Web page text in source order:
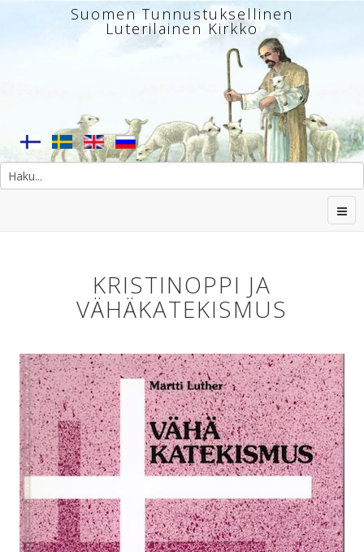
Suomen Tunnustuksellinen
Luterilainen Kirkko
KRISTINOPPI JA
VÄHÄKATEKISMUS